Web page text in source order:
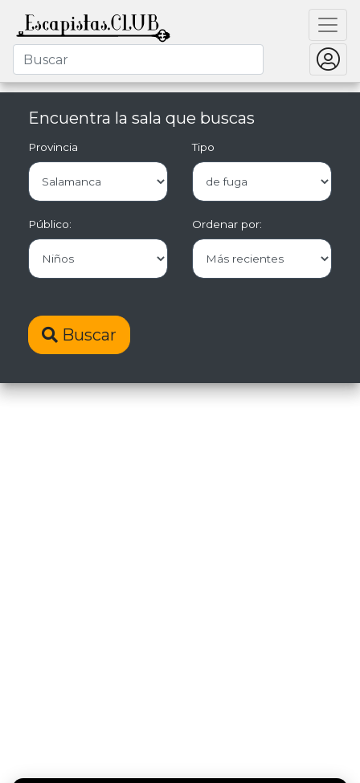
Encuentra la sala que buscas
Provincia Tipo
Público: Ordenar por:
Buscar